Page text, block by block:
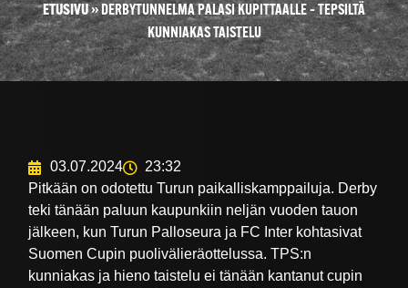
ETUSIVU» DERBYTUNNELMA PALASI KUPITTAALLE – TEPSILTÄ
KUNNIAKAS TAISTELU
03.07.2024
23:32
Pitkään on odotettu Turun paikalliskamppailuja. Derby
teki tänään paluun kaupunkiin neljän vuoden tauon
jälkeen, kun Turun Palloseura ja FC Inter kohtasivat
Suomen Cupin puolivälieräottelussa. TPS:n
kunniakas ja hieno taistelu ei tänään kantanut cupin